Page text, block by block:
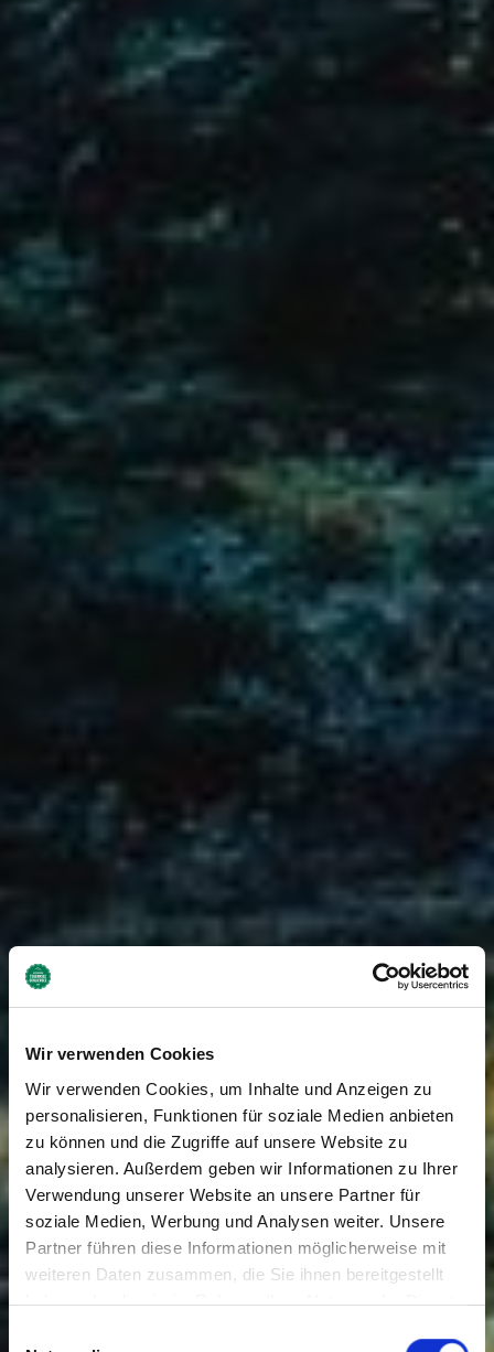
Wir verwenden Cookies
Wir verwenden Cookies, um Inhalte und Anzeigen zu
personalisieren, Funktionen für soziale Medien anbieten
zu können und die Zugriffe auf unsere Website zu
analysieren. Außerdem geben wir Informationen zu Ihrer
Verwendung unserer Website an unsere Partner für
soziale Medien, Werbung und Analysen weiter. Unsere
Partner führen diese Informationen möglicherweise mit
weiteren Daten zusammen, die Sie ihnen bereitgestellt
haben oder die sie im Rahmen Ihrer Nutzung der Dienste